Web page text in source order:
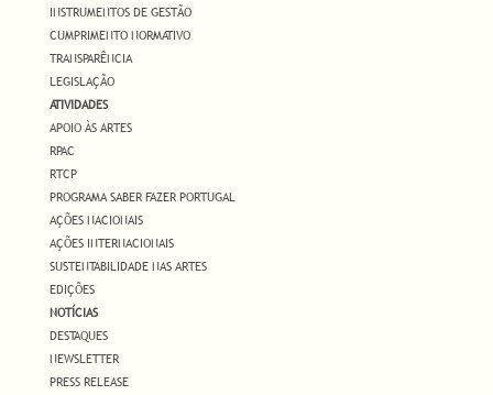
INSTRUMENTOS DE GESTÃO
CUMPRIMENTO NORMATIVO
TRANSPARÊNCIA
LEGISLAÇÃO
ATIVIDADES
APOIO ÀS ARTES
RPAC
RTCP
PROGRAMA SABER FAZER PORTUGAL
AÇÕES NACIONAIS
AÇÕES INTERNACIONAIS
SUSTENTABILIDADE NAS ARTES
EDIÇÕES
NOTÍCIAS
DESTAQUES
NEWSLETTER
PRESS RELEASE